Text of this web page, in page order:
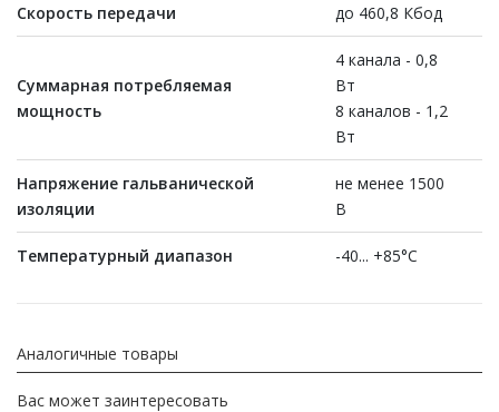
Скорость передачи до 460,8 Кбод
Суммарная потребляемая
мощность
4 канала - 0,8
Вт
8 каналов - 1,2
Вт
Напряжение гальванической
изоляции
не менее 1500
В
Температурный диапазон -40... +85°С
Аналогичные товары
Вас может заинтересовать